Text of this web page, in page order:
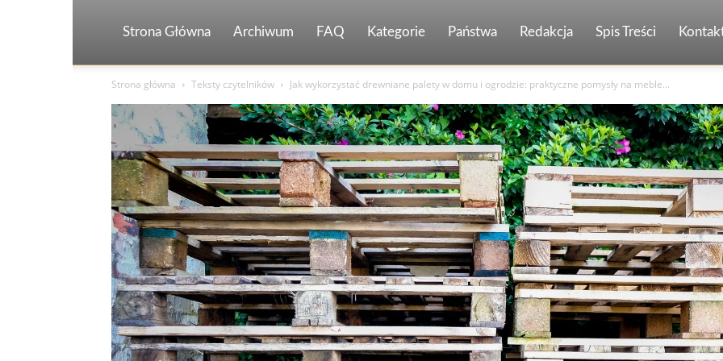
Strona Główna Archiwum FAQ Kategorie Państwa Redakcja Spis Treści
Strona główna Teksty czytelników Jak wykorzystać drewniane palety w domu i ogrodzie: praktyczne pomysły na meble...